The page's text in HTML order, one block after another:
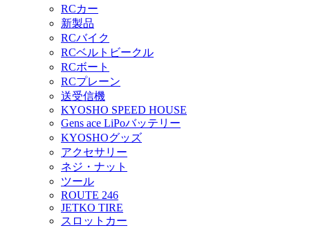
RCカー
新製品
RCバイク
RCベルトビークル
RCボート
RCプレーン
送受信機
KYOSHO SPEED HOUSE
Gens ace LiPoバッテリー
KYOSHOグッズ
アクセサリー
ネジ・ナット
ツール
ROUTE 246
JETKO TIRE
スロットカー